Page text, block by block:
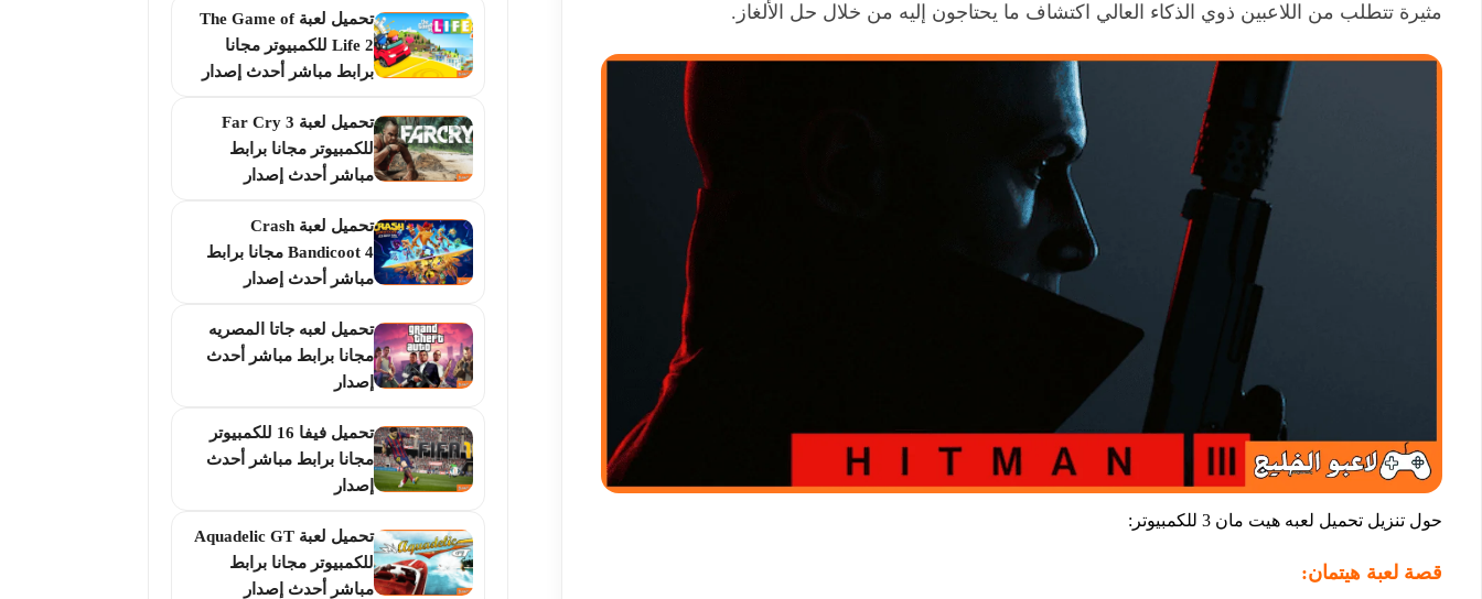
مثيرة تتطلب من اللاعبين ذوي الذكاء العالي اكتشاف ما يحتاجون إليه من خلال حل الألغاز.
حول تنزيل تحميل لعبه هيت مان 3 للكمبيوتر:
قصة لعبة هيتمان:
تحميل لعبة The Game of
Life 2 للكمبيوتر مجانا
برابط مباشر أحدث إصدار
تحميل لعبة Far Cry 3
للكمبيوتر مجانا برابط
مباشر أحدث إصدار
تحميل لعبة Crash
Bandicoot 4 مجانا برابط
مباشر أحدث إصدار
تحميل لعبه جاتا المصريه
مجانا برابط مباشر أحدث
إصدار
تحميل فيفا 16 للكمبيوتر
مجانا برابط مباشر أحدث
إصدار
تحميل لعبة Aquadelic GT
للكمبيوتر مجانا برابط
مباشر أحدث إصدار